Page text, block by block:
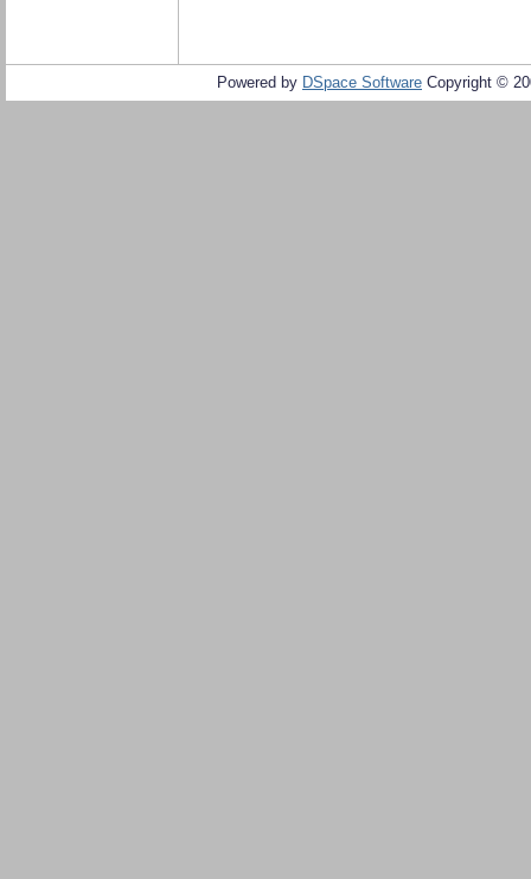
Powered by DSpace Software Copyright ©